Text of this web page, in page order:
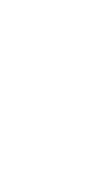
Filiale
1822
Rue du fin